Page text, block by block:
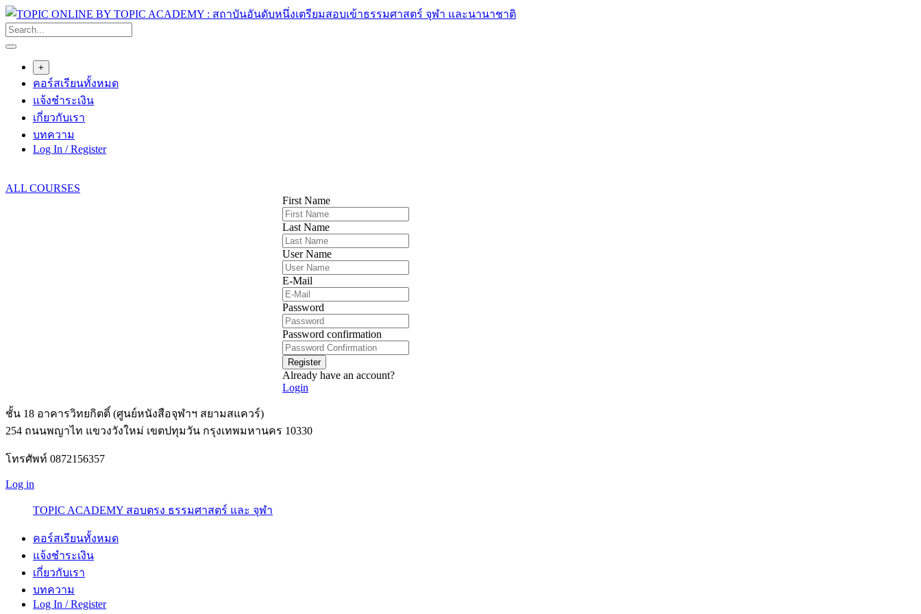
Skip
to
content
+
คอร์สเรียนทั้งหมด
แจ้งชำระเงิน
เกี่ยวกับเรา
บทความ
Log In / Register
ALL COURSES
First Name
Last Name
User Name
E-Mail
Password
Password confirmation
Register
Already have an account?
Login
ชั้น 18 อาคารวิทยกิตติ์ (ศูนย์หนังสือจุฬาฯ สยามสแควร์)
254 ถนนพญาไท แขวงวังใหม่ เขตปทุมวัน กรุงเทพมหานคร 10330
โทรศัพท์ 0872156357
Log in
TOPIC ACADEMY สอบตรง ธรรมศาสตร์ และ จุฬา
คอร์สเรียนทั้งหมด
แจ้งชำระเงิน
เกี่ยวกับเรา
บทความ
Log In / Register